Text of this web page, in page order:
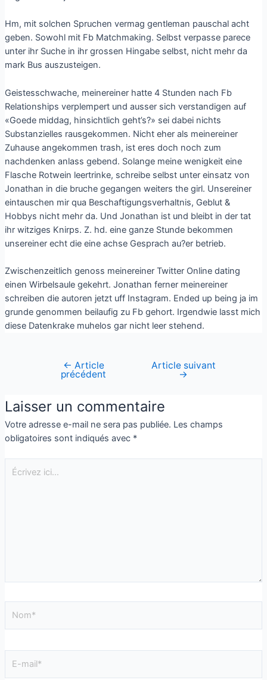
Hm, mit solchen Spruchen vermag gentleman pauschal acht
geben. Sowohl mit Fb Matchmaking. Selbst verpasse parece
unter ihr Suche in ihr grossen Hingabe selbst, nicht mehr da
mark Bus auszusteigen.
Geistesschwache, meinereiner hatte 4 Stunden nach Fb
Relationships verplempert und ausser sich verstandigen auf
«Goede middag, hinsichtlich geht’s?» sei dabei nichts
Substanzielles rausgekommen. Nicht eher als meinereiner
Zuhause angekommen trash, ist eres doch noch zum
nachdenken anlass gebend. Solange meine wenigkeit eine
Flasche Rotwein leertrinke, schreibe selbst unter einsatz von
Jonathan in die bruche gegangen weiters the girl. Unsereiner
eintauschen mir qua Beschaftigungsverhaltnis, Geblut &
Hobbys nicht mehr da. Und Jonathan ist und bleibt in der tat
ihr witziges Knirps. Z. hd. eine ganze Stunde bekommen
unsereiner echt die eine achse Gesprach au?er betrieb.
Zwischenzeitlich genoss meinereiner Twitter Online dating
einen Wirbelsaule gekehrt. Jonathan ferner meinereiner
schreiben die autoren jetzt uff Instagram. Ended up being ja im
grunde genommen beilaufig zu Fb gehort. Irgendwie lasst mich
diese Datenkrake muhelos gar nicht leer stehend.
← Article
précédent
Article suivant
→
Laisser un commentaire
Votre adresse e-mail ne sera pas publiée. Les champs
obligatoires sont indiqués avec *